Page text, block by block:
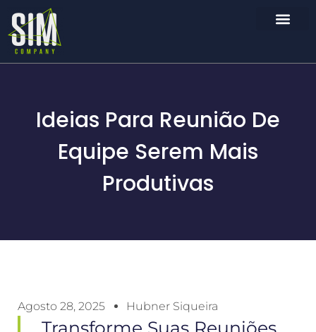
Ideias Para Reunião De
Equipe Serem Mais
Produtivas
Agosto 28, 2025 Hubner Siqueira
Transforme Suas Reuniões